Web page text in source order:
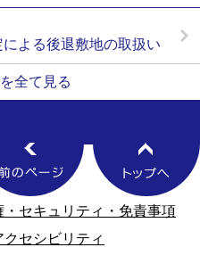
よる後退敷地の取扱い
全て見る
・セキュリティ・免責事項
クセシビリティ